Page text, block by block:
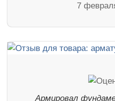
7
Армировал